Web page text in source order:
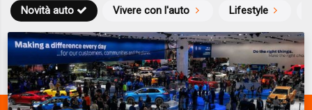
Novità auto Vivere con l'auto Lifestyle